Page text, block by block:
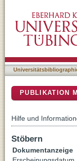
PUBLIKATION
Hilfe und
Stöbern
Dokumentanzeige